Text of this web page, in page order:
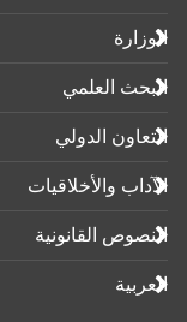
الوزارة
البحث العلمي
التعاون الدولي
الآداب واﻷخلاقيات
النصوص القانونية
العربية